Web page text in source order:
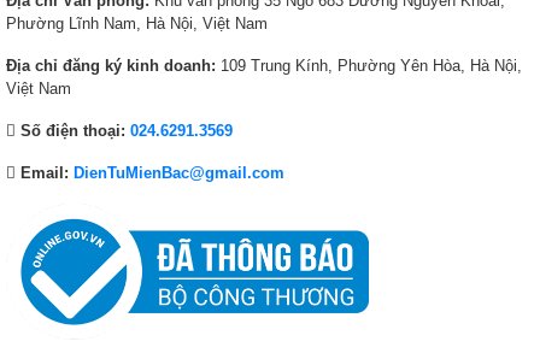
Phường Lĩnh Nam, Hà Nội, Việt Nam
Địa chỉ đăng ký kinh doanh: 109 Trung Kính, Phường Yên Hòa, Hà Nội,
Việt Nam
Số điện thoại: 024.6291.3569
Email: DienTuMienBac@gmail.com